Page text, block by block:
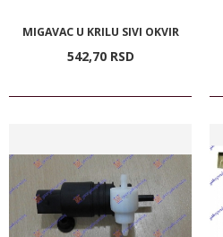
MIGAVAC U KRILU SIVI OKVIR
542,70 RSD